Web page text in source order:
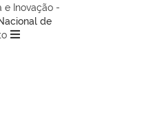
e Inovação -
de